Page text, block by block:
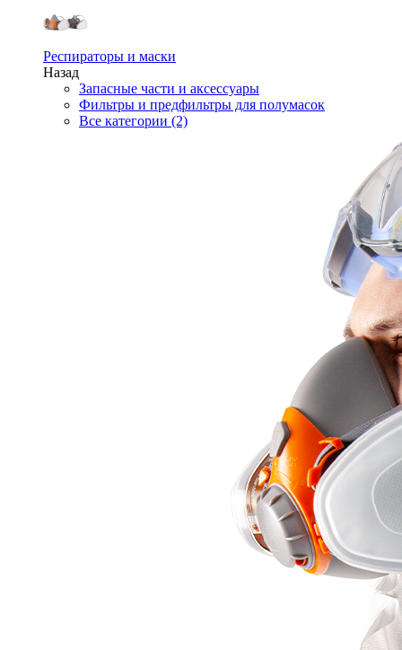
Респираторы и маски
Назад
Запасные части и аксессуары
Фильтры и предфильтры для полумасок
Все категории (2)